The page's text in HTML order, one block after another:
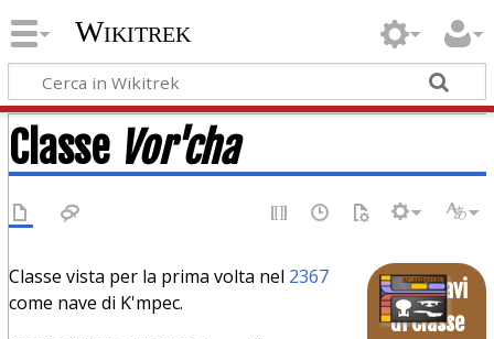
Wikitrek
Classe Vor'cha
Astronavi
di Classe
Classe vista per la prima volta nel 2367
come nave di K'mpec.